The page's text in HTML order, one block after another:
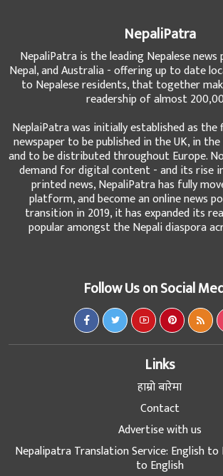
NepaliPatra
NepaliPatra is the leading Nepalese
Nepal, and Australia - offering up to date
to Nepalese residents, that together
readership of almost
NeplaiPatra was initially established as
newspaper to be published in the UK, in
and to be distributed throughout Europe.
demand for digital content - and its rise
printed news, NepaliPatra has fully
platform, and become an online news
transition in 2019, it has expanded its
popular amongst the Nepali diaspora
Follow Us on Social
Links
हाम्रो बारेमा
Contact
Advertise with us
Nepalipatra Translation Service: English to
to English